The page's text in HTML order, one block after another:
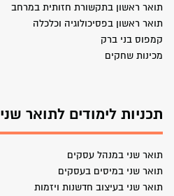
תואר ראשון בתקשורת חזותית במרחב
תואר ראשון בפסיכולוגיה וכלכלה
קמפוס בני ברק
מכינות שחקים
תכניות לימודים לתואר שני
תואר שני במנהל עסקים
תואר שני במיסים בעסקים
תואר שני בעיצוב חדשנות ויזמות